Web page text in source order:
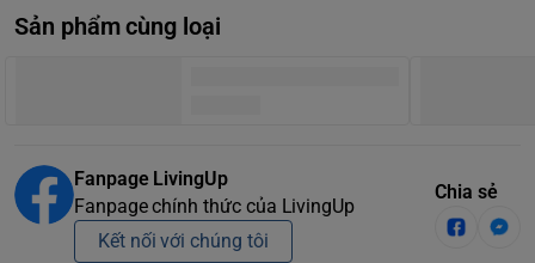
Sản phẩm cùng loại
Fanpage LivingUp
Fanpage chính thức của LivingUp
Kết nối với chúng tôi
Chia sẻ